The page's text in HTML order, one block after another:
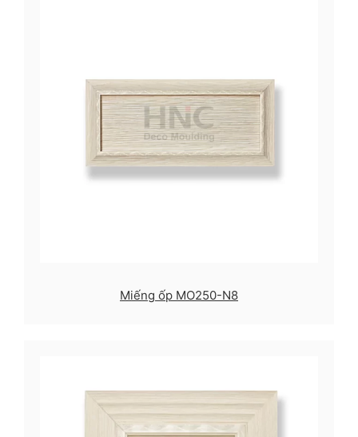
Miếng ốp MO250-N8